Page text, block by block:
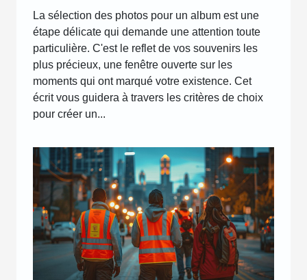
La sélection des photos pour un album est une
étape délicate qui demande une attention toute
particulière. C'est le reflet de vos souvenirs les
plus précieux, une fenêtre ouverte sur les
moments qui ont marqué votre existence. Cet
écrit vous guidera à travers les critères de choix
pour créer un...